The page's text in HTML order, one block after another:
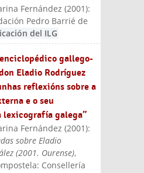
Fernández (2001):
Pedro Barrié de
del ILG
gallego-
Eladio Rodríguez
reflexións sobre a
e o seu
galega”
Fernández (2001):
sobre Eladio
(2001. Ourense),
Consellería